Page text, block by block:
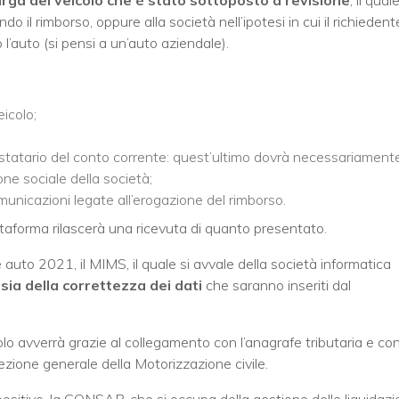
il rimborso, oppure alla società nell’ipotesi in cui il
(si pensi a un’auto aziendale).
del conto corrente: quest’ultimo dovrà
sociale della società;
legate all’erogazione del rimborso.
rilascerà una ricevuta di quanto presentato.
2021, il MIMS, il quale si avvale della società informatica
della correttezza dei dati che saranno inseriti dal
avverrà grazie al collegamento con l’anagrafe tributaria e
generale della Motorizzazione civile.